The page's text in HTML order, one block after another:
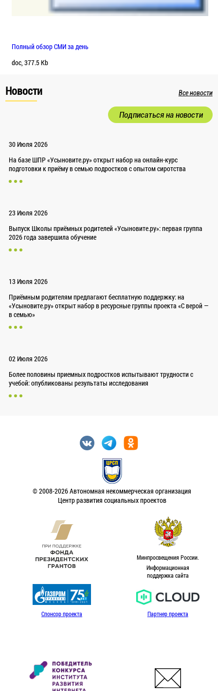
Полный обзор СМИ за день
doc, 377.5 Kb
Новости Все новости
Подписаться на новости
30 Июля 2026
На базе ШПР «Усыновите.ру» открыт набор на онлайн-курс
подготовки к приёму в семью подростков с опытом сиротства
23 Июля 2026
Выпуск Школы приёмных родителей «Усыновите.ру»: первая группа
2026 года завершила обучение
13 Июля 2026
Приёмным родителям предлагают бесплатную поддержку: на
«Усыновите.ру» открыт набор в ресурсные группы проекта «С верой —
в семью»
02 Июля 2026
Более половины приемных подростков испытывают трудности с
учебой: опубликованы результаты исследования
© 2008-2026 Автономная некоммерческая организация
Центр развития социальных проектов
Минпросвещения России.
Информационная
поддержка сайта
Спонсор проекта Партнер проекта